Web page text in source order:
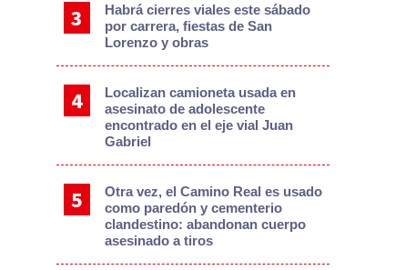
Habrá cierres viales este sábado
por carrera, fiestas de San
Lorenzo y obras
Localizan camioneta usada en
asesinato de adolescente
encontrado en el eje vial Juan
Gabriel
Otra vez, el Camino Real es usado
como paredón y cementerio
clandestino: abandonan cuerpo
asesinado a tiros